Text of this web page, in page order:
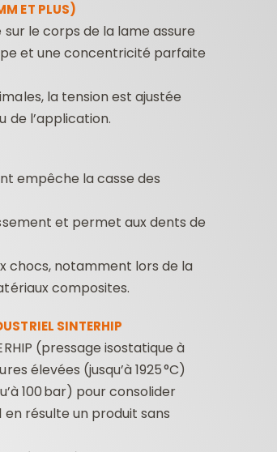
ET PLUS)
le corps de la lame assure
et une concentricité parfaite
la tension est ajustée
de l’application.
empêche la casse des
et permet aux dents de
chocs, notamment lors de la
composites.
SINTERHIP
(pressage isostatique à
élevées (jusqu’à 1925 °C)
100 bar) pour consolider
résulte un produit sans